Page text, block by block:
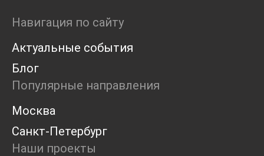
Ярмарка
Open call
Экскурсия
Дискуссия
Cosmoscow 2024
Blazar 2024
Встречи
Круглый стол
Навигация по сайту
Актуальные события
Блог
Популярные направления
Москва
Санкт-Петербург
Наши проекты